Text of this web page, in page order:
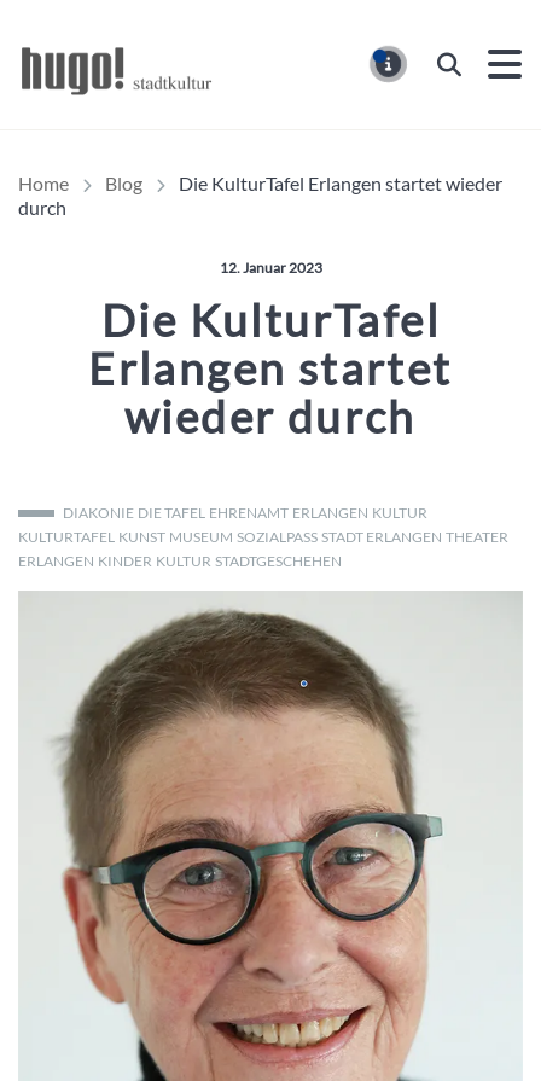
Suchen
Home Blog
Die KulturTafel Erlangen startet wieder
durch
Veröffentlicht am:
12. Januar 2023
Die KulturTafel
Erlangen startet
wieder durch
DIAKONIE DIE TAFEL EHRENAMT ERLANGEN KULTUR
KULTURTAFEL KUNST MUSEUM SOZIALPASS STADT ERLANGEN THEATER
ERLANGEN KINDER KULTUR STADTGESCHEHEN